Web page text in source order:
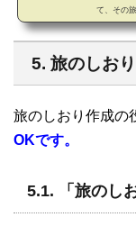
て、その
計画を伝
にお伝え
でいる方
す。以降
方を説明
5. 旅のしお
旅のしおり作成の
OKです。
5.1. 「旅のし